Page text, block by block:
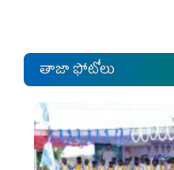
తాజా ఫోటోలు